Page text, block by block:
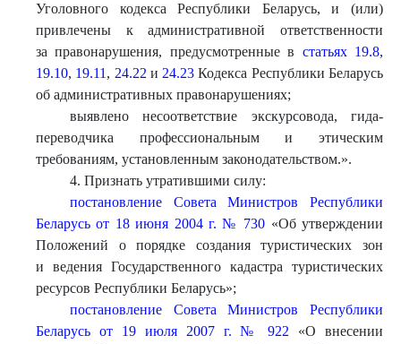
Уголовного кодекса Республики Беларусь, и (или)
привлечены к административной ответственности
за правонарушения, предусмотренные в статьях 19.8,
19.10, 19.11 , 24.22 и 24.23 Кодекса Республики Беларусь
об административных правонарушениях;
выявлено несоответствие экскурсовода, гида-
переводчика профессиональным и этическим
требованиям, установленным законодательством.».
4. Признать утратившими силу:
постановление Совета Министров Республики
Беларусь от 18 июня 2004 г. № 730 «Об утверждении
Положений о порядке создания туристических зон
и ведения Государственного кадастра туристических
ресурсов Республики Беларусь»;
постановление Совета Министров Республики
Беларусь от 19 июля 2007 г. № 922 «О внесении